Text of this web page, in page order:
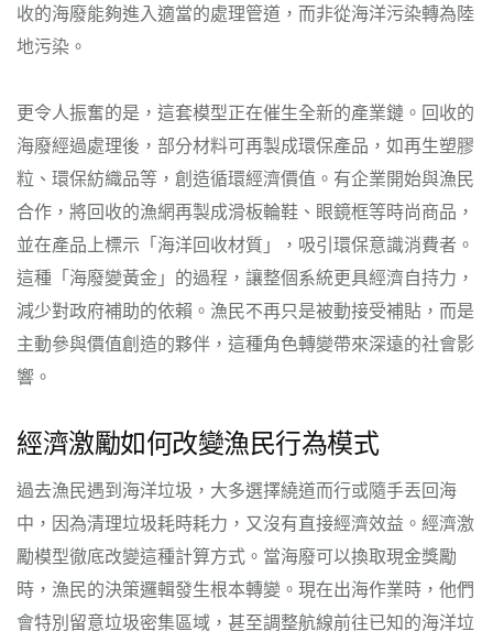
收的海廢能夠進入適當的處理管道，而非從海洋污染轉為陸
地污染。
更令人振奮的是，這套模型正在催生全新的產業鏈。回收的
海廢經過處理後，部分材料可再製成環保產品，如再生塑膠
粒、環保紡織品等，創造循環經濟價值。有企業開始與漁民
合作，將回收的漁網再製成滑板輪鞋、眼鏡框等時尚商品，
並在產品上標示「海洋回收材質」，吸引環保意識消費者。
這種「海廢變黃金」的過程，讓整個系統更具經濟自持力，
減少對政府補助的依賴。漁民不再只是被動接受補貼，而是
主動參與價值創造的夥伴，這種角色轉變帶來深遠的社會影
響。
經濟激勵如何改變漁民行為模式
過去漁民遇到海洋垃圾，大多選擇繞道而行或隨手丟回海
中，因為清理垃圾耗時耗力，又沒有直接經濟效益。經濟激
勵模型徹底改變這種計算方式。當海廢可以換取現金獎勵
時，漁民的決策邏輯發生根本轉變。現在出海作業時，他們
會特別留意垃圾密集區域，甚至調整航線前往已知的海洋垃